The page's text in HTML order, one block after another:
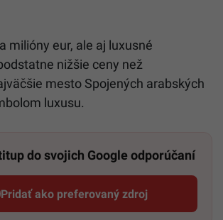
milióny eur, ale aj luxusné
nižšie ceny než
mesto Spojených arabských
luxusu.
do svojich Google odporúčaní
Pridať ako preferovaný zdroj
Startitup, odkaz sa otvorí v